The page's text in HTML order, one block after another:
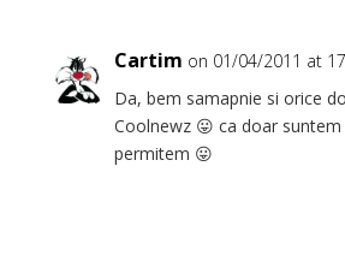
Cartim on 01/04/2011 at
Da, bem samapnie si orice
Coolnewz 😛 ca doar
permitem 😛